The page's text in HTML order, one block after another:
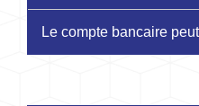
Le compte bancaire